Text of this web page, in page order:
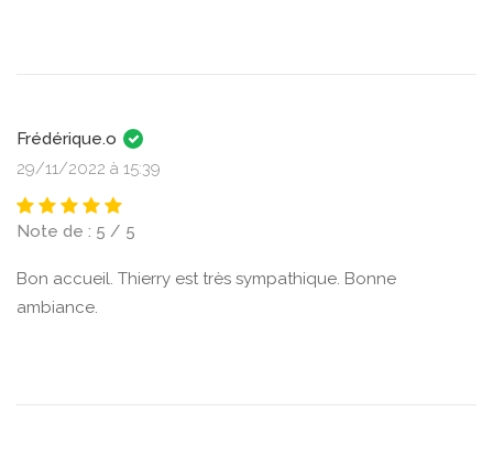
Frédérique.o
29/11/2022 à 15:39
Note de : 5 / 5
Bon accueil. Thierry est très sympathique. Bonne
ambiance.